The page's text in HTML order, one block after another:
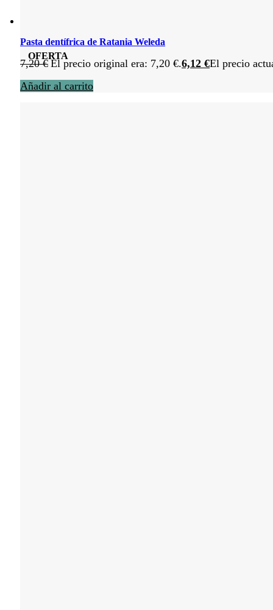
OFERTA
Pasta dentífrica de Ratania Weleda
7,20€ El precio original era: 7,20 €.6,12 €El precio
Añadir al carrito